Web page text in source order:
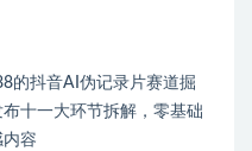
的抖音AI伪记录片赛道掘
十一大环节拆解，零基础
容